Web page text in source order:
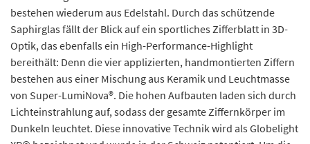
bestehen wiederum aus Edelstahl. Durch das schützende
Saphirglas fällt der Blick auf ein sportliches Zifferblatt in 3D-
Optik, das ebenfalls ein High-Performance-Highlight
bereithält: Denn die vier applizierten, handmontierten Ziffern
bestehen aus einer Mischung aus Keramik und Leuchtmasse
von Super-LumiNova®. Die hohen Aufbauten laden sich durch
Lichteinstrahlung auf, sodass der gesamte Ziffernkörper im
Dunkeln leuchtet. Diese innovative Technik wird als Globelight